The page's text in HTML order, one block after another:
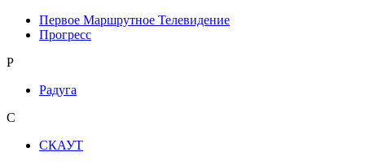
Первое Маршрутное Телевидение
Прогресс
Р
Радуга
С
СКАУТ